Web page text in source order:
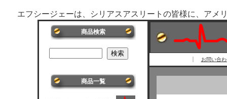
エフシージェーは、シリアスアスリートの皆様に、アメ
商品検索
商品一覧
お問い合